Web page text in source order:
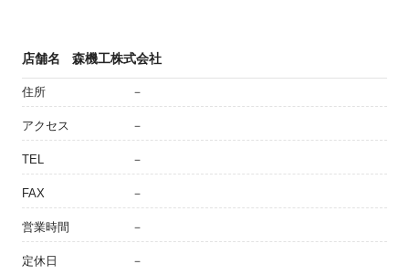
店舗名 森機工株式会社
住所 －
アクセス －
TEL －
FAX －
営業時間 －
定休日 －